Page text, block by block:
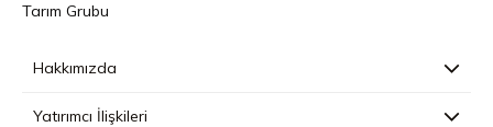
Tarım Grubu
Hakkımızda
Yatırımcı İlişkileri